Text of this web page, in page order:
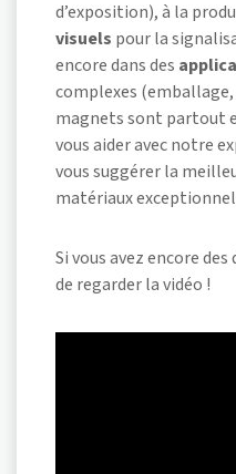
d’exposition), à la
visuels pour la
encore dans des
complexes
magnets sont partout
vous aider avec notre
vous suggérer la
matériaux
Si vous avez encore
de regarder la vidéo !